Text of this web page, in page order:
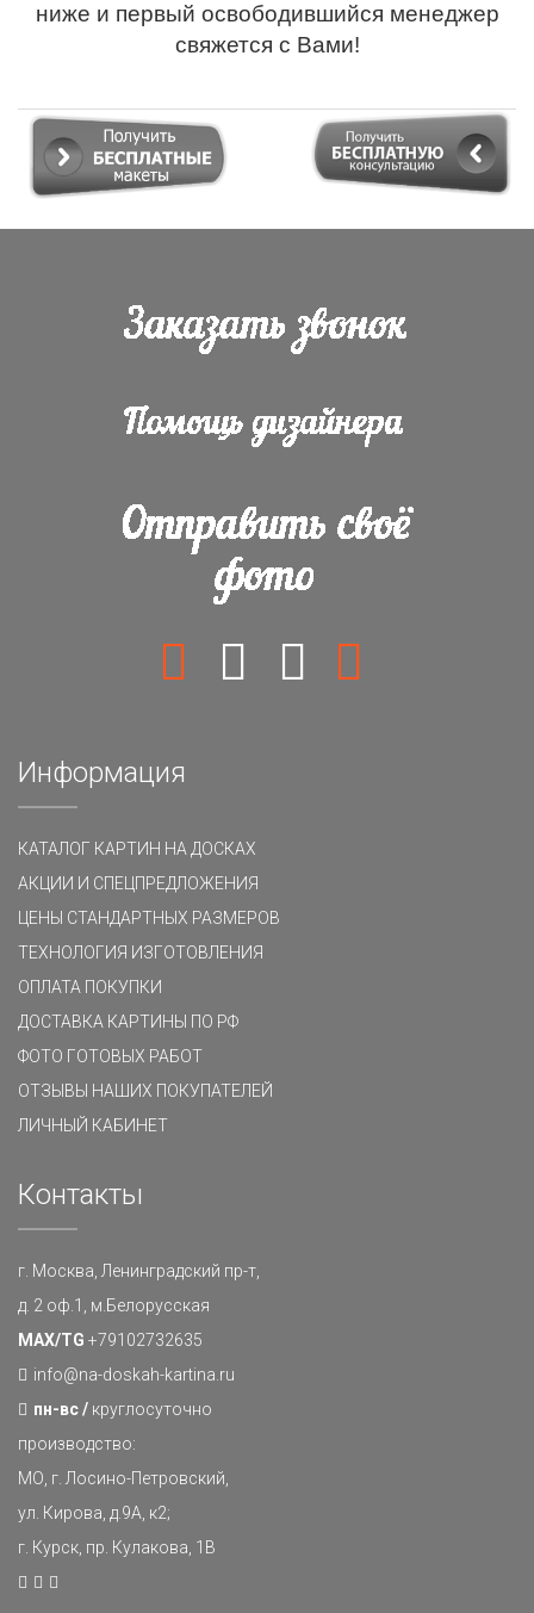
ниже и первый освободившийся менеджер
свяжется с Вами!
Информация
КАТАЛОГ КАРТИН НА ДОСКАХ
АКЦИИ И СПЕЦПРЕДЛОЖЕНИЯ
ЦЕНЫ СТАНДАРТНЫХ РАЗМЕРОВ
ТЕХНОЛОГИЯ ИЗГОТОВЛЕНИЯ
ОПЛАТА ПОКУПКИ
ДОСТАВКА КАРТИНЫ ПО РФ
ФОТО ГОТОВЫХ РАБОТ
ОТЗЫВЫ НАШИХ ПОКУПАТЕЛЕЙ
ЛИЧНЫЙ КАБИНЕТ
Контакты
г. Москва, Ленинградский пр-т,
д. 2 оф.1, м.Белорусская
MAX/TG +79102732635
info@na-doskah-kartina.ru
пн-вс / круглосуточно
производство:
МО, г. Лосино-Петровский,
ул. Кирова, д.9А, к2;
г. Курск, пр. Кулакова, 1В